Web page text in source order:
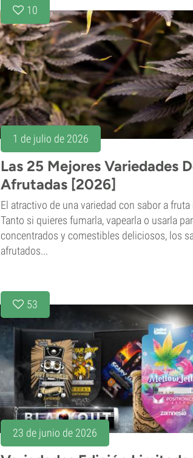
10
1 de julio de 2026
Las 25 Mejores Variedades
Afrutadas [2026]
El atractivo de una variedad con sabor a
Tanto si quieres fumarla, vapearla o usarla
concentrados y comestibles deliciosos, los
afrutados...
53
23 de junio de 2026